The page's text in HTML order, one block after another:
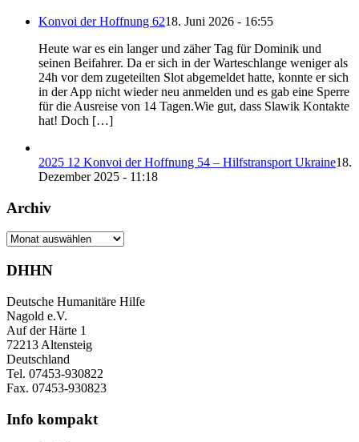
Konvoi der Hoffnung 6218. Juni 2026 - 16:55
Heute war es ein langer und zäher Tag für Dominik und
seinen Beifahrer. Da er sich in der Warteschlange weniger als
24h vor dem zugeteilten Slot abgemeldet hatte, konnte er sich
in der App nicht wieder neu anmelden und es gab eine Sperre
für die Ausreise von 14 Tagen.Wie gut, dass Slawik Kontakte
hat! Doch […]
2025 12 Konvoi der Hoffnung 54 – Hilfstransport Ukraine18.
Dezember 2025 - 11:18
Archiv
Archiv
DHHN
Deutsche Humanitäre Hilfe
Nagold e.V.
Auf der Härte 1
72213 Altensteig
Deutschland
Tel. 07453-930822
Fax. 07453-930823
Info kompakt